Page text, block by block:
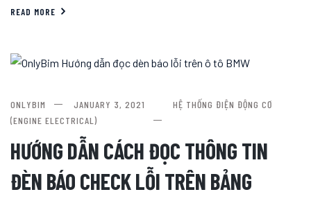
READ MORE
ONLYBIM JANUARY 3, 2021
HỆ THỐNG ĐIỆN ĐỘNG CƠ
(ENGINE ELECTRICAL)
HƯỚNG DẪN CÁCH ĐỌC THÔNG TIN
ĐÈN BÁO CHECK LỖI TRÊN BẢNG